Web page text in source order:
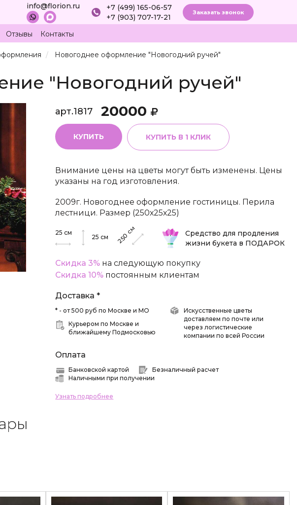
info@florion.ru
+7 (499) 165-06-57
+7 (903) 707-17-21
Заказать звонок
Отзывы Контакты
Новогоднее оформление "Новогодний ручей"
"Новогодний ручей"
арт.1817 20000
КУПИТЬ КУПИТЬ В 1 КЛИК
Внимание цены на цветы могут быть изменены. Цены
указаны на год изготовления.
2009г. Новогоднее оформление гостиницы. Перила
лестници. Размер (250х25х25)
25 см
25 см 250
см
Средство для продления
жизни букета в ПОДАРОК
Скидка 3% на следующую покупку
Скидка 10% постоянным клиентам
Доставка *
* - от 500 руб по Москве и МО
Курьером по Москве и
ближайшему Подмосковью
Искусственные цветы
доставляем по почте или
через логистические
компании по всей России
Оплата
Банковской картой
Безналичный расчет
Наличными при получении
Узнать подробнее